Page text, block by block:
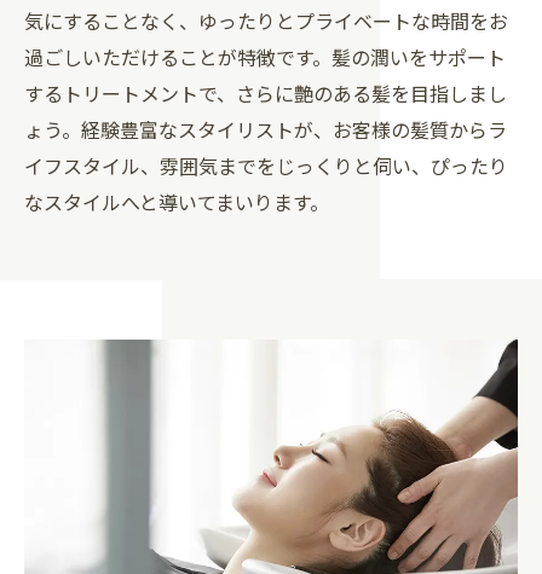
気にすることなく、ゆったりとプライベートな時間をお
過ごしいただけることが特徴です。髪の潤いをサポート
するトリートメントで、さらに艶のある髪を目指しまし
ょう。経験豊富なスタイリストが、お客様の髪質からラ
イフスタイル、雰囲気までをじっくりと伺い、ぴったり
なスタイルへと導いてまいります。